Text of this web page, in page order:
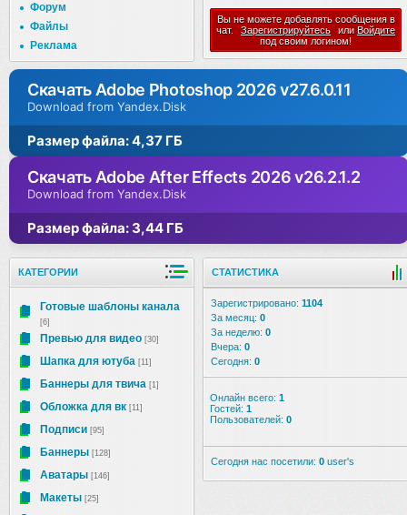
Форум
Файлы
Реклама
Вы не можете добавлять сообщения в
чат.
Зарегистрируйтесь или Войдите
под своим логином!
Скачать Adobe Photoshop 2026 v27.6.0.11
Download from Yandex.Disk
Размер файла: 4,37 ГБ
Скачать Adobe After Effects 2026 v26.2.1.2
Download from Yandex.Disk
Размер файла: 3,44 ГБ
КАТЕГОРИИ
Готовые шаблоны канала
[6]
Превью для видео [30]
Шапка для ютуба [11]
Баннеры для твича [1]
Обложка для вк [11]
Подписи [95]
Баннеры [128]
Аватары [146]
Макеты [25]
СТАТИСТИКА
Зарегистрировано: 1104
За месяц: 0
За неделю: 0
Вчера: 0
Сегодня: 0
Онлайн всего: 1
Гостей: 1
Пользователей: 0
Сегодня нас посетили: 0 user's